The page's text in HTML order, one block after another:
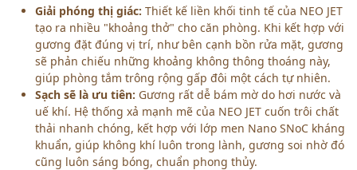
Giải phóng thị giác: Thiết kế liền khối tinh tế của NEO JET
tạo ra nhiều "khoảng thở" cho căn phòng. Khi kết hợp với
gương đặt đúng vị trí, như bên cạnh bồn rửa mặt, gương
sẽ phản chiếu những khoảng không thông thoáng này,
giúp phòng tắm trông rộng gấp đôi một cách tự nhiên.
Sạch sẽ là ưu tiên: Gương rất dễ bám mờ do hơi nước và
uế khí. Hệ thống xả mạnh mẽ của NEO JET cuốn trôi chất
thải nhanh chóng, kết hợp với lớp men Nano SNoC kháng
khuẩn, giúp không khí luôn trong lành, gương soi nhờ đó
cũng luôn sáng bóng, chuẩn phong thủy.